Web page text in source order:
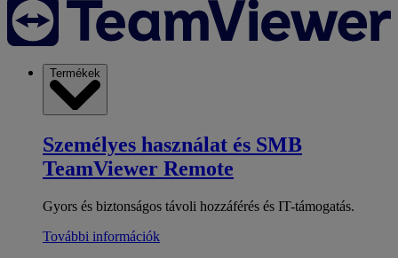
Termékek
Személyes használat és SMB
TeamViewer Remote
Gyors és biztonságos távoli hozzáférés és IT-támogatás.
További információk